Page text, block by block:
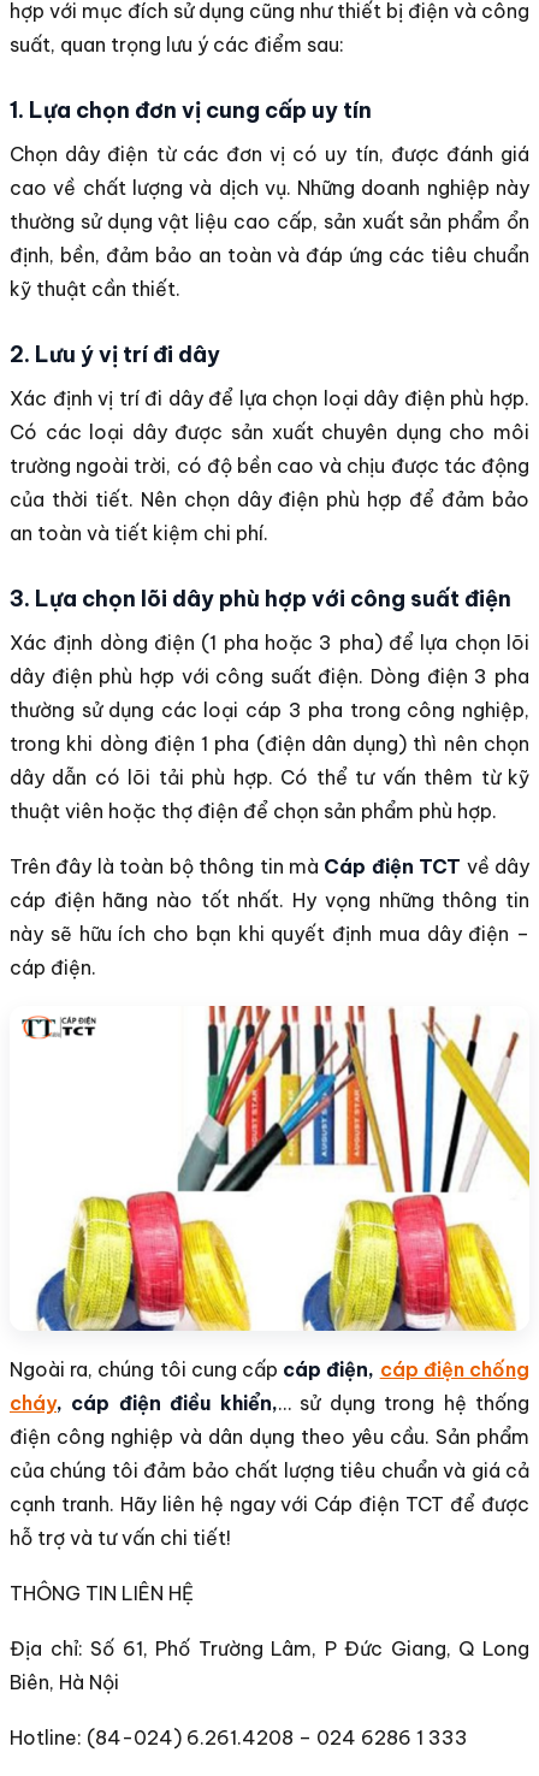
hợp với mục đích sử dụng cũng như thiết bị điện và công
suất, quan trọng lưu ý các điểm sau:
1. Lựa chọn đơn vị cung cấp uy tín
Chọn dây điện từ các đơn vị có uy tín, được đánh giá
cao về chất lượng và dịch vụ. Những doanh nghiệp này
thường sử dụng vật liệu cao cấp, sản xuất sản phẩm ổn
định, bền, đảm bảo an toàn và đáp ứng các tiêu chuẩn
kỹ thuật cần thiết.
2. Lưu ý vị trí đi dây
Xác định vị trí đi dây để lựa chọn loại dây điện phù hợp.
Có các loại dây được sản xuất chuyên dụng cho môi
trường ngoài trời, có độ bền cao và chịu được tác động
của thời tiết. Nên chọn dây điện phù hợp để đảm bảo
an toàn và tiết kiệm chi phí.
3. Lựa chọn lõi dây phù hợp với công suất điện
Xác định dòng điện (1 pha hoặc 3 pha) để lựa chọn lõi
dây điện phù hợp với công suất điện. Dòng điện 3 pha
thường sử dụng các loại cáp 3 pha trong công nghiệp,
trong khi dòng điện 1 pha (điện dân dụng) thì nên chọn
dây dẫn có lõi tải phù hợp. Có thể tư vấn thêm từ kỹ
thuật viên hoặc thợ điện để chọn sản phẩm phù hợp.
Trên đây là toàn bộ thông tin mà Cáp điện TCT về dây
cáp điện hãng nào tốt nhất. Hy vọng những thông tin
này sẽ hữu ích cho bạn khi quyết định mua dây điện –
cáp điện.
Ngoài ra, chúng tôi cung cấp cáp điện, cáp điện chống
cháy, cáp điện điều khiển,… sử dụng trong hệ thống
điện công nghiệp và dân dụng theo yêu cầu. Sản phẩm
của chúng tôi đảm bảo chất lượng tiêu chuẩn và giá cả
cạnh tranh. Hãy liên hệ ngay với Cáp điện TCT để được
hỗ trợ và tư vấn chi tiết!
THÔNG TIN LIÊN HỆ
Địa chỉ: Số 61, Phố Trường Lâm, P Đức Giang, Q Long
Biên, Hà Nội
Hotline: (84-024) 6.261.4208 – 024 6286 1 333